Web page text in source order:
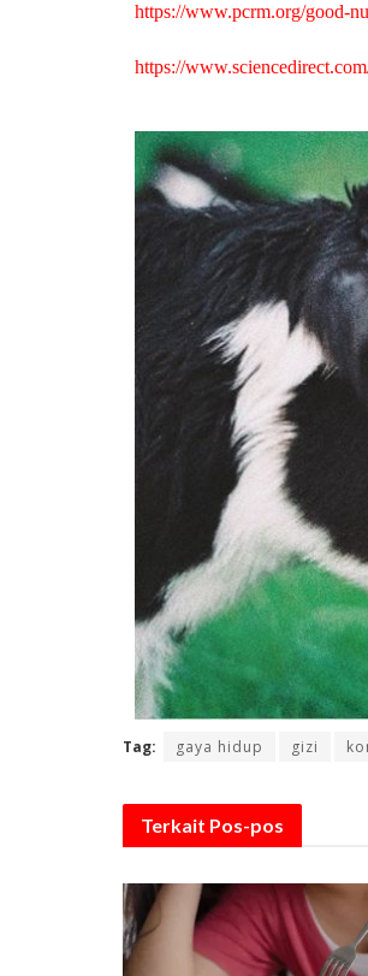
https://www.pcrm.org/good-
https://
Tag: gaya hidup gizi
Terkait Pos-pos